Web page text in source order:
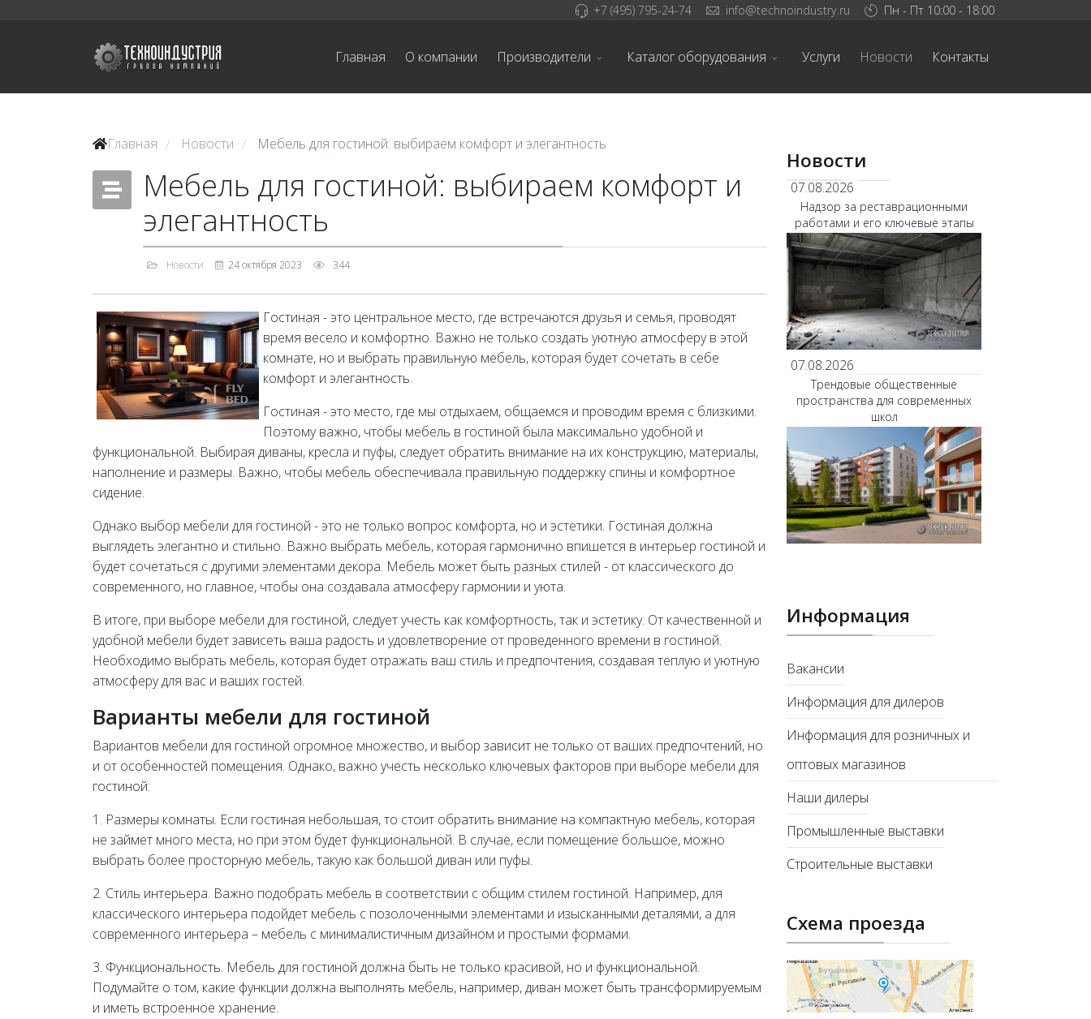
+7 (495) 795-24-74 info@technoindustry.ru Пн - Пт 10:00 - 18:00
Главная О компании Производители Каталог оборудования Услуги Новости Контакты
Главная / Новости / Мебель для гостиной: выбираем комфорт и элегантность
Мебель для гостиной: выбираем комфорт и
элегантность
Новости 24 октября 2023 344
Гостиная - это центральное место, где встречаются друзья и семья, проводят
время весело и комфортно. Важно не только создать уютную атмосферу в этой
комнате, но и выбрать правильную мебель, которая будет сочетать в себе
комфорт и элегантность.
Гостиная - это место, где мы отдыхаем, общаемся и проводим время с близкими.
Поэтому важно, чтобы мебель в гостиной была максимально удобной и
функциональной. Выбирая диваны, кресла и пуфы, следует обратить внимание на их конструкцию, материалы,
наполнение и размеры. Важно, чтобы мебель обеспечивала правильную поддержку спины и комфортное
сидение.
Однако выбор мебели для гостиной - это не только вопрос комфорта, но и эстетики. Гостиная должна
выглядеть элегантно и стильно. Важно выбрать мебель, которая гармонично впишется в интерьер гостиной и
будет сочетаться с другими элементами декора. Мебель может быть разных стилей - от классического до
современного, но главное, чтобы она создавала атмосферу гармонии и уюта.
В итоге, при выборе мебели для гостиной, следует учесть как комфортность, так и эстетику. От качественной и
удобной мебели будет зависеть ваша радость и удовлетворение от проведенного времени в гостиной.
Необходимо выбрать мебель, которая будет отражать ваш стиль и предпочтения, создавая теплую и уютную
атмосферу для вас и ваших гостей.
Варианты мебели для гостиной
Вариантов мебели для гостиной огромное множество, и выбор зависит не только от ваших предпочтений, но
и от особенностей помещения. Однако, важно учесть несколько ключевых факторов при выборе мебели для
гостиной:
1. Размеры комнаты. Если гостиная небольшая, то стоит обратить внимание на компактную мебель, которая
не займет много места, но при этом будет функциональной. В случае, если помещение большое, можно
выбрать более просторную мебель, такую как большой диван или пуфы.
2. Стиль интерьера. Важно подобрать мебель в соответствии с общим стилем гостиной. Например, для
классического интерьера подойдет мебель с позолоченными элементами и изысканными деталями, а для
современного интерьера – мебель с минималистичным дизайном и простыми формами.
3. Функциональность. Мебель для гостиной должна быть не только красивой, но и функциональной.
Подумайте о том, какие функции должна выполнять мебель, например, диван может быть трансформируемым
и иметь встроенное хранение.
Новости
07.08.2026
Надзор за реставрационными
работами и его ключевые этапы
07.08.2026
Трендовые общественные
пространства для современных
школ
Информация
Вакансии
Информация для дилеров
Информация для розничных и
оптовых магазинов
Наши дилеры
Промышленные выставки
Строительные выставки
Схема проезда